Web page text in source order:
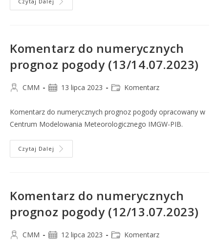
Komentarz do numerycznych
prognoz pogody (13/14.07.2023)
CMM 13 lipca 2023 Komentarz
Komentarz do numerycznych prognoz pogody opracowany w
Centrum Modelowania Meteorologicznego IMGW-PIB.
Czytaj Dalej
Komentarz do numerycznych
prognoz pogody (12/13.07.2023)
CMM 12 lipca 2023 Komentarz